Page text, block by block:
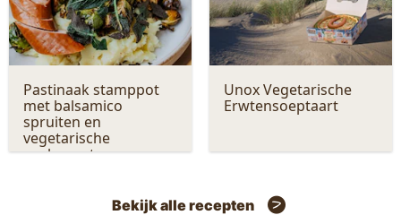
Pastinaak stamppot
met balsamico
spruiten en
vegetarische
rookworst
Unox Vegetarische
Erwtensoeptaart
Bekijk alle recepten